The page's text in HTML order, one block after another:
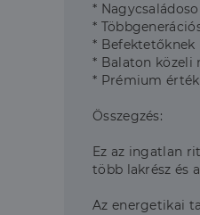
*
*
* Befektetőknek
* Balaton közeli
* Prémium
Összegzés:
Ez az ingatlan
több lakrész és
Az energetikai